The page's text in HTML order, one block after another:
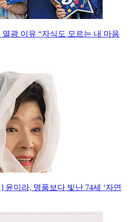
광 이유 “자식도 모르는 내 마음
미라, 명품보다 빛난 74세 ‘자연